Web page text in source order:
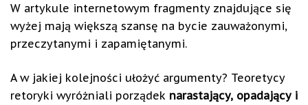
W artykule internetowym fragmenty znajdujące się
wyżej mają większą szansę na bycie zauważonymi,
przeczytanymi i zapamiętanymi.
A w jakiej kolejności ułożyć argumenty? Teoretycy
retoryki wyróżniali porządek narastający, opadający i